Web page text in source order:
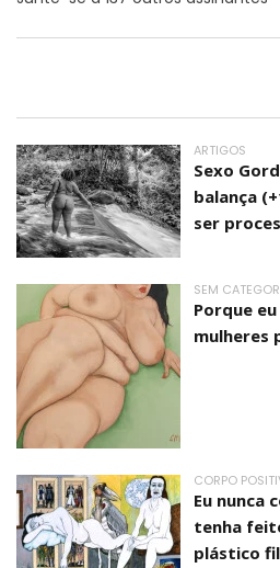
ARTIGOS
Sexo
balança
ser
SEM
Porque
mulheres
CORPO
Eu nunca
tenha
plástico